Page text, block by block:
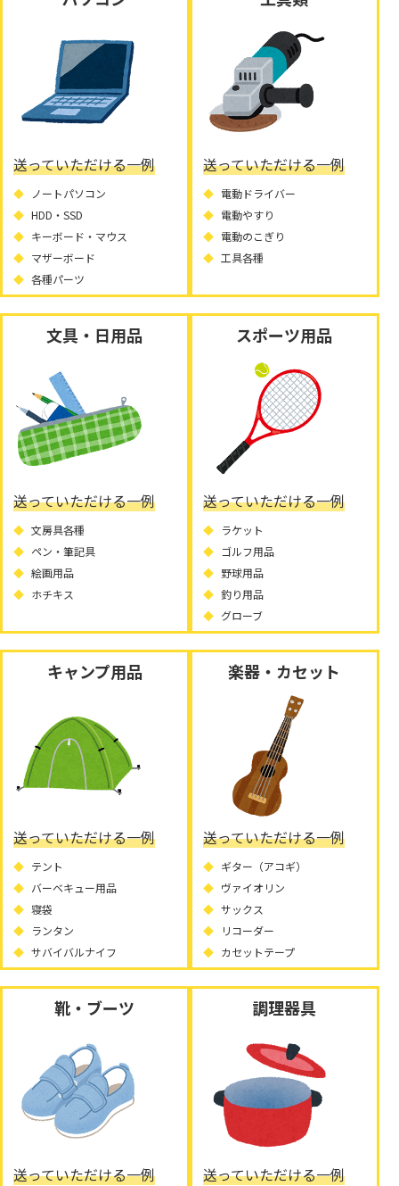
送っていただける一例
ノートパソコン
HDD・SSD
キーボード・マウス
マザーボード
各種パーツ
送っていただける一例
電動ドライバー
電動やすり
電動のこぎり
工具各種
文具・日用品
送っていただける一例
文房具各種
ペン・筆記具
絵画用品
ホチキス
スポーツ用品
送っていただける一例
ラケット
ゴルフ用品
野球用品
釣り用品
グローブ
キャンプ用品
送っていただける一例
テント
バーベキュー用品
寝袋
ランタン
サバイバルナイフ
楽器・カセット
送っていただける一例
ギター（アコギ）
ヴァイオリン
サックス
リコーダー
カセットテープ
靴・ブーツ
送っていただける一例
調理器具
送っていただける一例